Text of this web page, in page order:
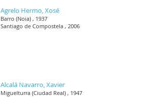
Agrelo Hermo, Xosé
Barro (Noia) , 1937
Santiago de Compostela , 2006
Alcalá Navarro, Xavier
Miguelturra (Ciudad Real) , 1947